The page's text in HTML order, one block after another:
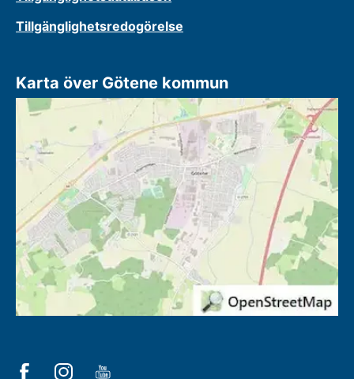
Tillgänglighetsredogörelse
Karta över Götene kommun